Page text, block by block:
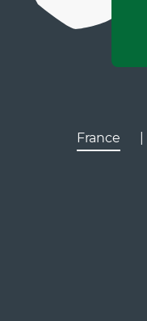
France